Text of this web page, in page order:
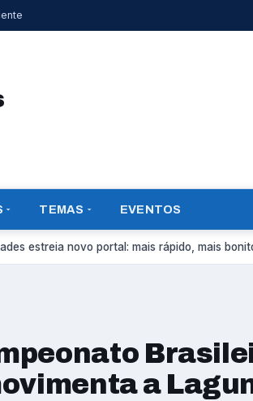
TEMAS EVENTOS
estreia novo portal: mais rápido, mais
a